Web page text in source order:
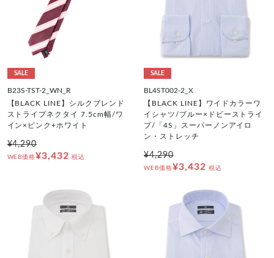
SALE
B23S-TST-2_WN_R
【BLACK LINE】シルクブレンド
ストライプネクタイ 7.5cm幅/ワ
イン×ピンク+ホワイト
¥4,290
WEB価格¥3,432 税込
SALE
BL4ST002-2_X
【BLACK LINE】ワイドカラーワ
イシャツ/ブルー×ドビーストライ
プ/「4S」スーパーノンアイロ
ン・ストレッチ
¥4,290
WEB価格¥3,432 税込